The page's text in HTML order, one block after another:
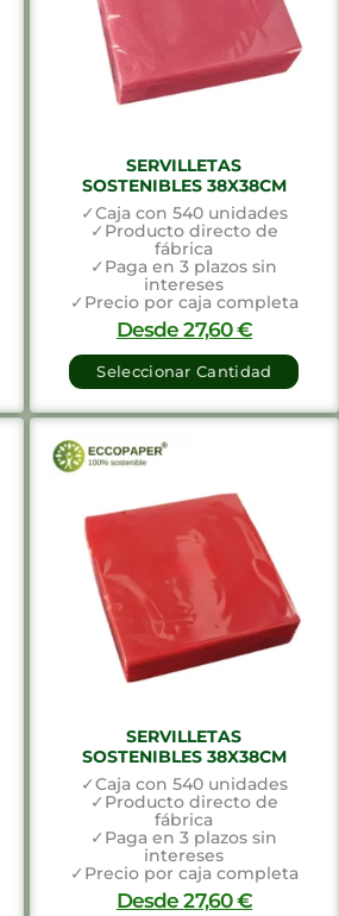
SERVILLETAS
SOSTENIBLES 38X38CM
✓Caja con 540 unidades
✓Producto directo de
fábrica
✓Paga en 3 plazos sin
intereses
✓Precio por caja completa
Desde27,60€
Seleccionar Cantidad
SERVILLETAS
SOSTENIBLES 38X38CM
✓Caja con 540 unidades
✓Producto directo de
fábrica
✓Paga en 3 plazos sin
intereses
✓Precio por caja completa
Desde27,60€